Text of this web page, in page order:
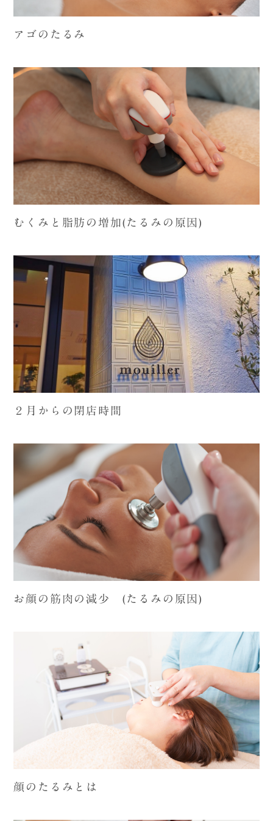
アゴのたるみ
むくみと脂肪の増加(たるみの原因)
２月からの閉店時間
お顔の筋肉の減少 (たるみの原因)
顔のたるみとは